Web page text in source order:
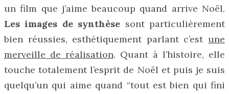
un film que j’aime beaucoup quand arrive Noël.
Les images de synthèse sont particulièrement
bien réussies, esthétiquement parlant c’est une
merveille de réalisation. Quant à l’histoire, elle
touche totalement l’esprit de Noël et puis je suis
quelqu’un qui aime quand “tout est bien qui fini